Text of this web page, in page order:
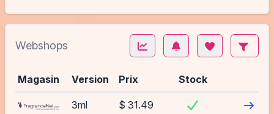
Webshops
Magasin Version Prix Stock
3ml $ 31.49 Visite